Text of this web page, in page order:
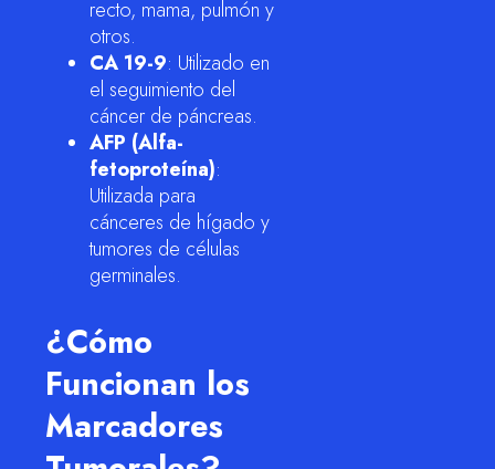
recto, mama, pulmón y
otros.
CA 19-9: Utilizado en
el seguimiento del
cáncer de páncreas.
AFP (Alfa-
fetoproteína):
Utilizada para
cánceres de hígado y
tumores de células
germinales.
¿Cómo
Funcionan los
Marcadores